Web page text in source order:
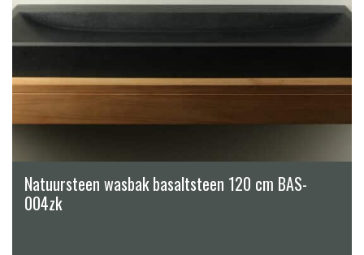
Natuursteen wasbak basaltsteen 120 cm BAS-
004zk